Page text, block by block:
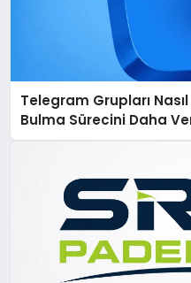
Telegram Grupları
Bulma Sürecini Daha